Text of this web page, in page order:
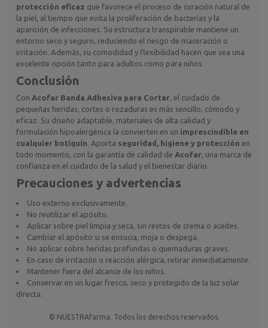
protección eficaz que favorece el proceso de curación natural de
la piel, al tiempo que evita la proliferación de bacterias y la
aparición de infecciones. Su estructura transpirable mantiene un
entorno seco y seguro, reduciendo el riesgo de maceración o
irritación. Además, su comodidad y flexibilidad hacen que sea una
excelente opción tanto para adultos como para niños.
Conclusión
Con Acofar Banda Adhesiva para Cortar , el cuidado de
pequeñas heridas, cortes o rozaduras es más sencillo, cómodo y
eficaz. Su diseño adaptable, materiales de alta calidad y
formulación hipoalergénica la convierten en un imprescindible en
cualquier botiquín . Aporta seguridad, higiene y protección en
todo momento, con la garantía de calidad de Acofar , una marca de
confianza en el cuidado de la salud y el bienestar diario.
Precauciones y advertencias
Uso externo exclusivamente.
No reutilizar el apósito.
Aplicar sobre piel limpia y seca, sin restos de crema o aceites.
Cambiar el apósito si se ensucia, moja o despega.
No aplicar sobre heridas profundas o quemaduras graves.
En caso de irritación o reacción alérgica, retirar inmediatamente.
Mantener fuera del alcance de los niños.
Conservar en un lugar fresco, seco y protegido de la luz solar
directa.
© NUESTRAfarma. Todos los derechos reservados.